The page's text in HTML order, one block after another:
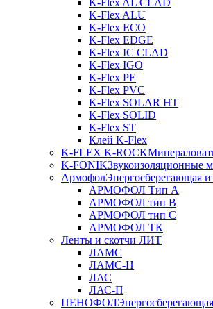
K-Flex AL CLAD
K-Flex ALU
K-Flex ECO
K-Flex EDGE
K-Flex IC CLAD
K-Flex IGO
K-Flex PE
K-Flex PVC
K-Flex SOLAR HT
K-Flex SOLID
K-Flex ST
Клей K-Flex
K-FLEX K-ROCK
K-FONIKЗвукоизоляционные
АрмофолЭнергосберегающая
АРМОФОЛ Тип А
АРМОФОЛ тип В
АРМОФОЛ тип C
АРМОФОЛ ТК
Ленты и скотчи ЛИТ
ЛАМС
ЛАМС-Н
ЛАС
ЛАС-П
ПЕНОФОЛ